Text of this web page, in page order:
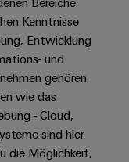
Kenntnisse
Entwicklung
und
gehören
wie das
- Cloud,
sind hier
die Möglichkeit,